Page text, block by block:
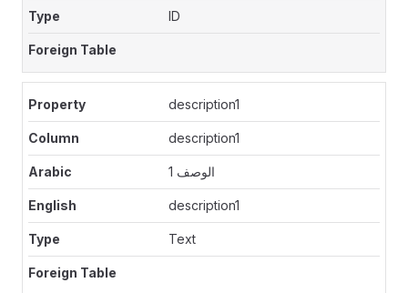
ID
description1
description1
الوصف 1
description1
Text